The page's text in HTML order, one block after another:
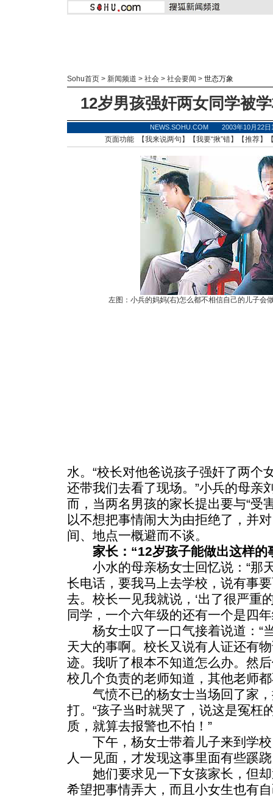
Sohu首页 > 新闻频道 > 社会 > 社会要闻 > 世态万象
12岁男孩强奸两女同学被
NEWS.SOHU.COM 2003年10月22
页面功能 【我来说两句 】【我要“揪”错】【推荐】
左图：小兵的妈妈(右)怎么都不相信自己的儿子
水。“校长对他爸说孩子强奸了两个
还带我们去看了现场。”小兵的母亲
而，当两名男孩的家长提出要与“受
以不想把事情闹大为由拒绝了，并
间、地点一概避而不谈。
家长：“12岁孩子能做出这样的
小水的母亲杨女士回忆说：“那
长电话，要我马上去学校，说有事
去。校长一见我就说，‘出了很严重
同学，一个六年级的还有一个是四
杨女士叹了一口气接着说道：“
天大的事啊。校长又说有人证还有
迹。我听了根本不知道怎么办。然
校几个负责的老师知道，其他老师
气愤不已的杨女士当场回了家，
打。“孩子当时就哭了，说这是冤枉
质，就算去报警也不怕！”
下午，杨女士带着儿子来到学校
人一见面，才发现这事里面有些蹊
她们要求见一下女孩家长，但却
希望把事情弄大，而且小女生也有